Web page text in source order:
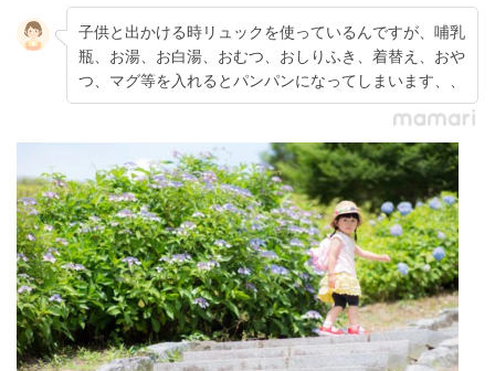
子供と出かける時リュックを使っているんですが、哺乳
瓶、お湯、お白湯、おむつ、おしりふき、着替え、おや
つ、マグ等を入れるとパンパンになってしまいます、、